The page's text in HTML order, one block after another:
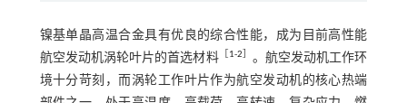
镍基单晶高温合金具有优良的综合性能，成为目前高性能
航空发动机涡轮叶片的首选材料
1-2
。航空发动机工作环
境十分苛刻，而涡轮工作叶片作为航空发动机的核心热端